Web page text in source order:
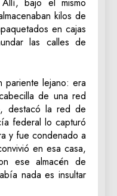
bajo el mismo
kilos de
en cajas
las calles de
pariente lejano: era
de una red
destacó la red de
federal lo capturó
y fue condenado a
en esa casa,
ese almacén de
nada es insultar